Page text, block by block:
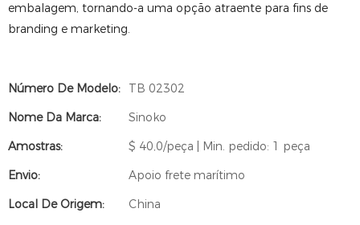
embalagem, tornando-a uma opção atraente para fins de
branding e marketing.
Número De Modelo:
TB 02302
Nome Da Marca:
Sinoko
Amostras:
$ 40,0/peça | Min. pedido: 1 peça
Envio:
Apoio frete marítimo
Local De Origem:
China